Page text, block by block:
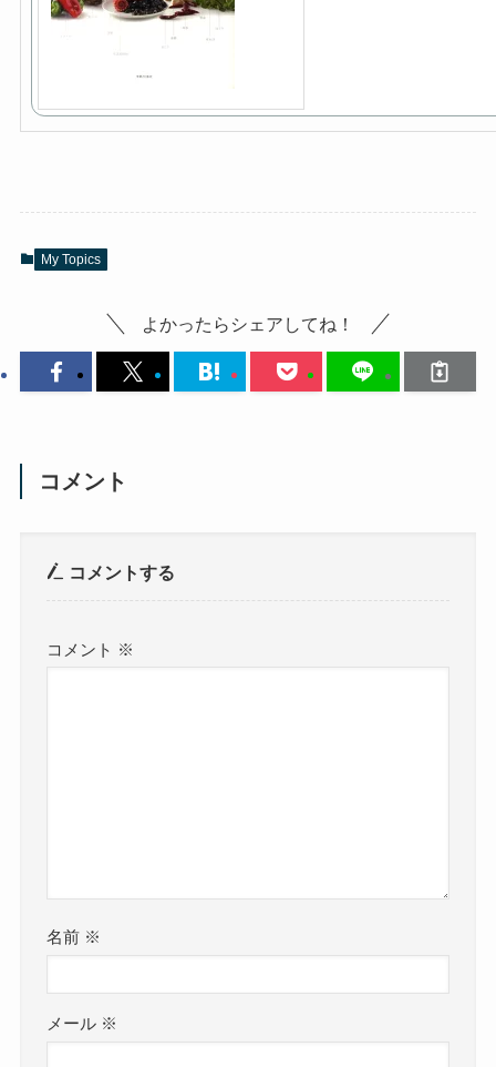
My Topics
よかったらシェアしてね！
コメント
コメントする
コメント ※
名前 ※
メール ※